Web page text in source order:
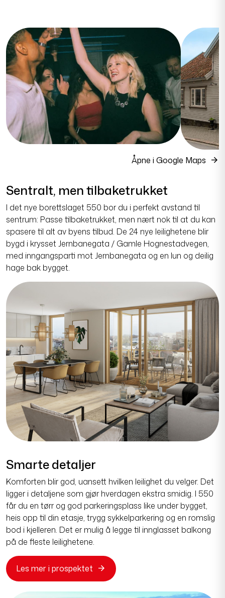
Åpne i Google Maps
Sentralt, men tilbaketrukket
sentrum: Passe tilbaketrukket, men nært nok til at du kan
spasere til alt av byens tilbud. De 24 nye leilighetene blir
bygd i krysset Jernbanegata / Gamle Hognestadvegen,
med inngangsparti mot Jernbanegata og en lun og deilig
hage bak bygget.
Smarte detaljer
ligger i detaljene som gjør hverdagen ekstra smidig. I 550
får du en tørr og god parkeringsplass like under bygget,
heis opp til din etasje, trygg sykkelparkering og en romslig
bod i kjelleren. Det er mulig å legge til innglasset balkong
på de fleste leilighetene.
Les mer i prospektet